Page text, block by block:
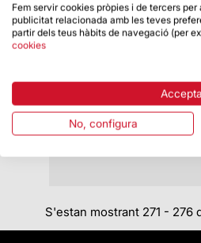
Data de publicació
Sagrada Família
Aquesta celebració
Quaresma
S'estan mostrant 271 - 276
Fem servir cookies pròpies i de tercers
publicitat relacionada amb les teves
partir dels teus hàbits de navegació (per
cookies
No, configura